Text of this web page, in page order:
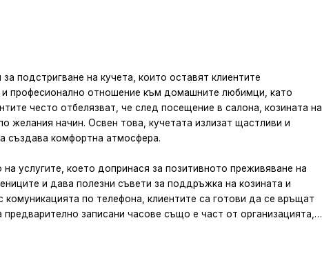
подстригване на кучета, които оставят клиентите
професионално отношение към домашните любимци, като
често отбелязват, че след посещение в салона, козината на
желания начин. Освен това, кучетата излизат щастливи и
създава комфортна атмосфера.
услугите, което допринася за позитивното преживяване на
и дава полезни съвети за поддръжка на козината и
комуникацията по телефона, клиентите са готови да се връщат
записани часове също е част от организацията,